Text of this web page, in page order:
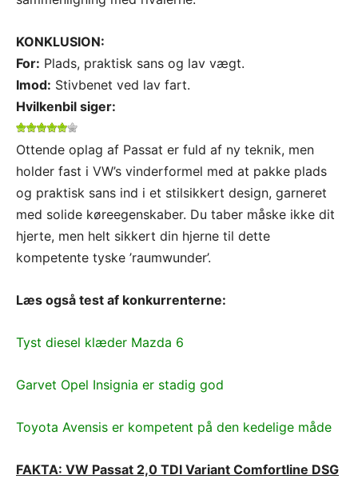
KONKLUSION:
For: Plads, praktisk sans og lav vægt.
Imod: Stivbenet ved lav fart.
Hvilkenbil siger:
Ottende oplag af Passat er fuld af ny teknik, men
holder fast i VW’s vinderformel med at pakke plads
og praktisk sans ind i et stilsikkert design, garneret
med solide køreegenskaber. Du taber måske ikke dit
hjerte, men helt sikkert din hjerne til dette
kompetente tyske ’raumwunder’.
Læs også test af konkurrenterne:
Tyst diesel klæder Mazda 6
Garvet Opel Insignia er stadig god
Toyota Avensis er kompetent på den kedelige måde
FAKTA: VW Passat 2,0 TDI Variant Comfortline DSG